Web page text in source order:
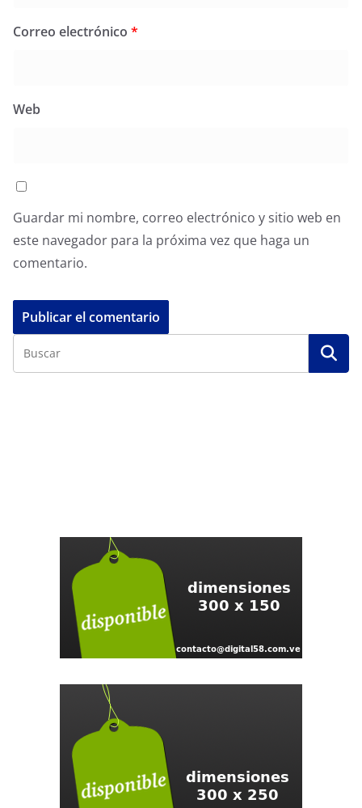
Correo electrónico *
Web
Guardar mi nombre, correo electrónico y sitio web en
este navegador para la próxima vez que haga un
comentario.